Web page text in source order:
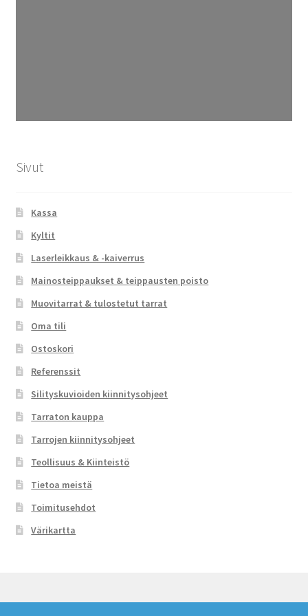
Sivut
Kassa
Kyltit
Laserleikkaus & -kaiverrus
Mainosteippaukset & teippausten poisto
Muovitarrat & tulostetut tarrat
Oma tili
Ostoskori
Referenssit
Silityskuvioiden kiinnitysohjeet
Tarraton kauppa
Tarrojen kiinnitysohjeet
Teollisuus & Kiinteistö
Tietoa meistä
Toimitusehdot
Värikartta